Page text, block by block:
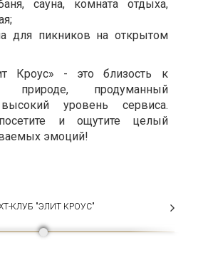
сауна, комната отдыха,
для пикников на открытом
Кроус» - это близость к
природе, продуманный
уровень сервиса.
и ощутите целый
эмоций!
КЛУБ "ЭЛИТ КРОУС"